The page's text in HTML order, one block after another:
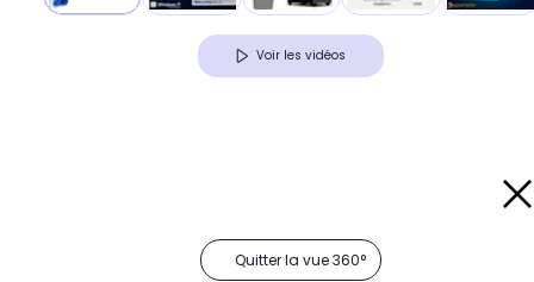
Voir les vidéos
Quitter la vue 360°